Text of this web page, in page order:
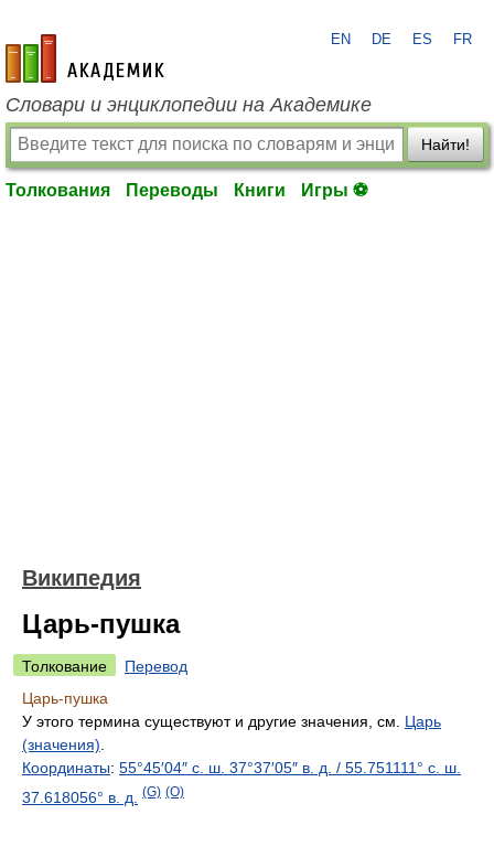
academic.ru
EN DE ES FR
Словари и энциклопедии на Академике
Найти!
Толкования Переводы Книги Игры ⚽
Википедия
Царь-пушка
Толкование
Перевод
Царь-пушка
У этого термина существуют и другие значения, см. Царь
(значения)
Координаты: 55°45′04″ с. ш. 37°37′05″ в. д. / 55.751111° с. ш.
37.618056° в. д.
(G) (O)